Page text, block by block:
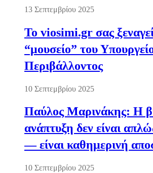
13 Σεπτεμβρίου 2025
Το viosimi.gr σας
“μουσείο” του
Περιβάλλοντος
10 Σεπτεμβρίου 2025
Παύλος Μαρινάκης: Η
ανάπτυξη δεν είναι
— είναι καθημερινή
10 Σεπτεμβρίου 2025